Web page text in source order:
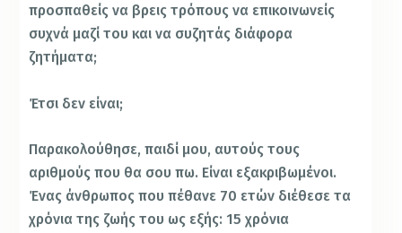
προσπαθείς να βρεις τρόπους να επικοινωνείς
συχνά μαζί του και να συζητάς διάφορα
ζητήματα;
Έτσι δεν είναι;
Παρακολούθησε, παιδί μου, αυτούς τους
αριθμούς που θα σου πω. Είναι εξακριβωμένοι.
Ένας άνθρωπος που πέθανε 70 ετών διέθεσε τα
χρόνια της ζωής του ως εξής: 15 χρόνια